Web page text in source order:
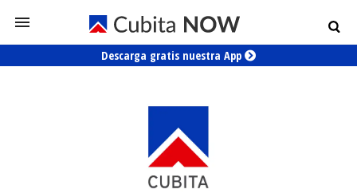
Descarga gratis nuestra App